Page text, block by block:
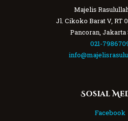
Majelis
Jl. Cikoko Barat V, RT
Pancoran, Jakarta
021-
Sosial
Facebook